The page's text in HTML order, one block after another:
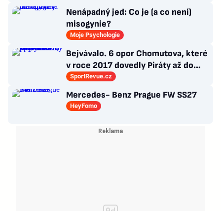
Nenápadný jed: Co je (a co není)
misogynie?
Moje Psychologie
Bejvávalo. 6 opor Chomutova, které
v roce 2017 dovedly Piráty až do
semifinále play-off
SportRevue.cz
Mercedes- Benz Prague FW SS27
HeyFomo